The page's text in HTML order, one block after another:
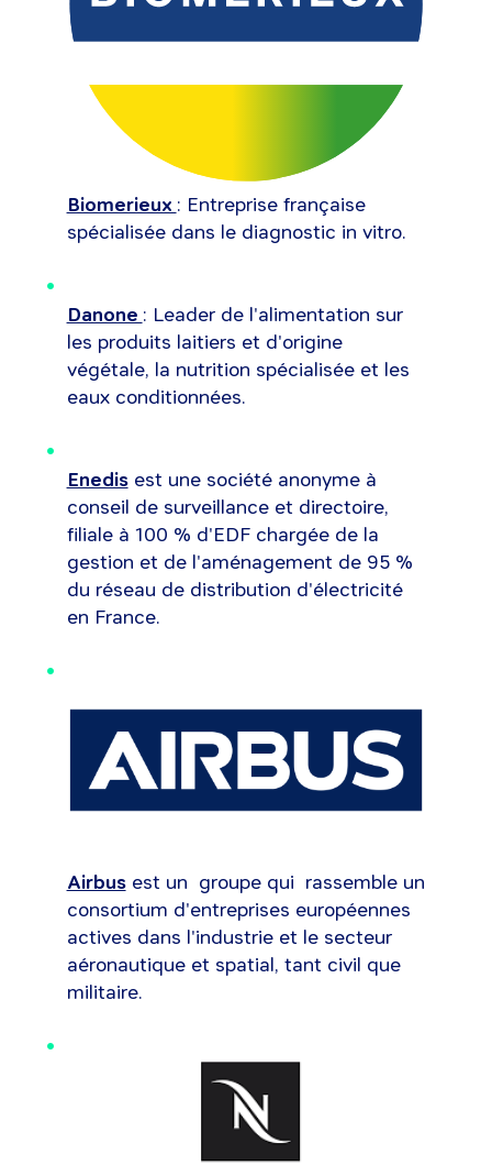
Biomerieux : Entreprise française
spécialisée dans le diagnostic in vitro.
Danone : Leader de l'alimentation sur
les produits laitiers et d'origine
végétale, la nutrition spécialisée et les
eaux conditionnées.
Enedisest une société anonyme à
conseil de surveillance et directoire,
filiale à 100 % d'EDF chargée de la
gestion et de l'aménagement de 95 %
du réseau de distribution d'électricité
en France.
Airbusest un groupe qui rassemble un
consortium d'entreprises européennes
actives dans l'industrie et le secteur
aéronautique et spatial, tant civil que
militaire.